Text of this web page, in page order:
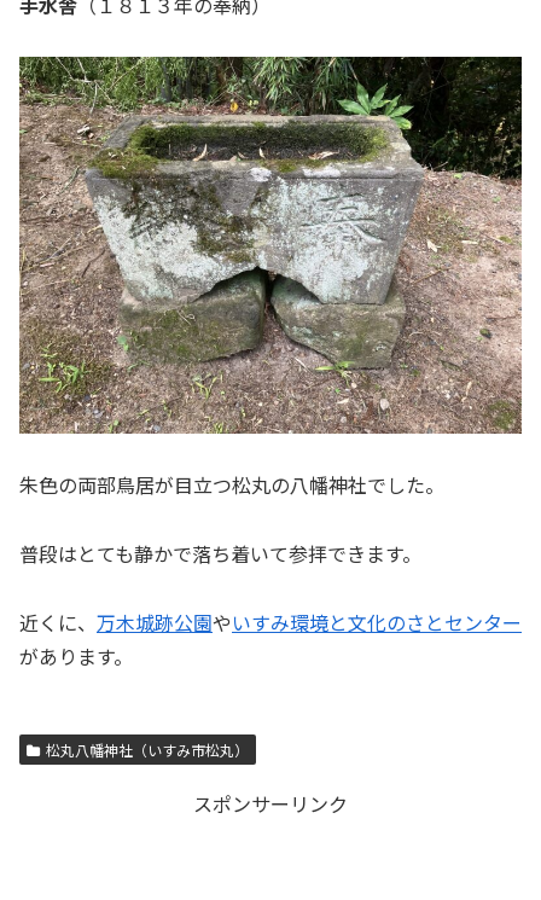
朱色の両部鳥居が目立つ松丸の八幡神社でした。
普段はとても静かで落ち着いて参拝できます。
近くに、 万木城跡公園やいすみ環境と文化のさとセンター
があります。
松丸八幡神社（いすみ市松丸）
スポンサーリンク